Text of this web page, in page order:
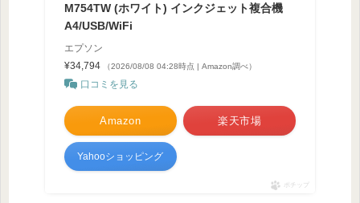
M754TW (ホワイト) インクジェット複合機
A4/USB/WiFi
エプソン
¥34,794
（2026/08/08 04:28時点 | Amazon調べ）
口コミを見る
Amazon 楽天市場
Yahooショッピング
ポチップ